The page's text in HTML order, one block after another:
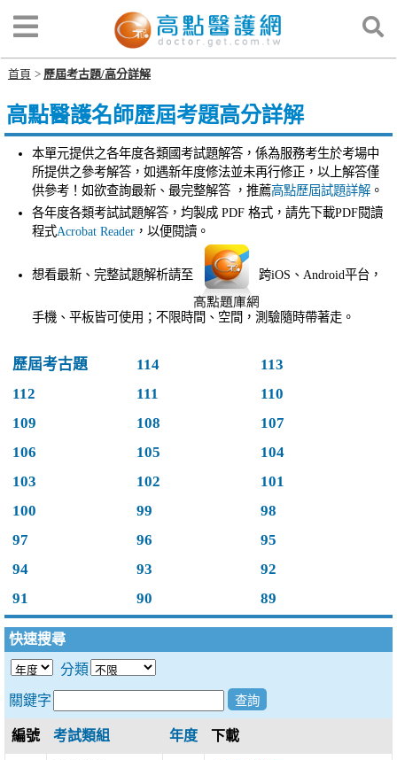
首頁 歷屆考古題/高分詳解
高點醫護名師歷屆考題高分詳解
本單元提供之各年度各類國考試題解答，係為服務考生於考場中
所提供之參考解答，如遇新年度修法並未再行修正，以上解答僅
供參考！如欲查詢最新、最完整解答 ，推薦高點歷屆試題詳解。
各年度各類考試試題解答，均製成 PDF 格式，請先下載PDF閱讀
程式Acrobat Reader，以便閱讀。
想看最新、完整試題解析請至 跨iOS、Android平台，
手機、平板皆可使用；不限時間、空間，測驗隨時帶著走。
歷屆考古題 114
113
112
111
110
109
108
107
106
105
104
103
102
101
100
99
98
97
96
95
94
93
92
91
90 89
快速搜尋
分類
關鍵字
編號 考試類組 年度 下載